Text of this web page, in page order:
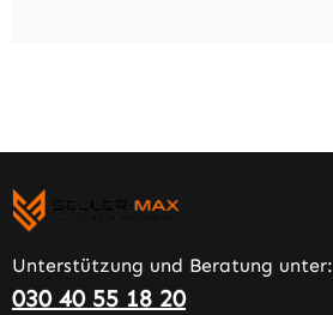
Unterstützung und Beratung unter:
030 40 55 18 20